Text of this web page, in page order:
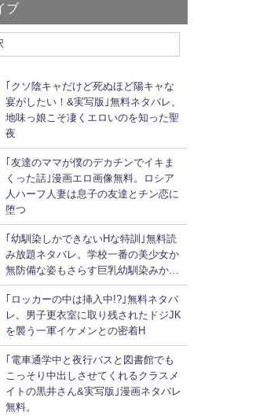
ブ
｢クソ陰キャだけど死ぬほど陽キャな
宴がしたい！&実写版｣無料ネタバレ。
地味っ娘こそ凄くエロいのを知った聖
夜
｢友達のママが僕のデカチンでイキま
くった話｣漫画エロ画像無料。ロシア
人ハーフ人妻は息子の友達とチン恋に
堕つ
｢幼馴染しかできないHな特訓｣無料読
み放題ネタバレ。学校一番の美少女か
無防備な姿もさらす巨乳幼馴染みか…
｢ロッカーの中は挿入中!?｣無料ネタバ
レ。男子更衣室に取り残されたドジJK
を襲う一軍イケメンとの密着H
｢電車通学中と夜行バスと図書館でも
こっそり中出しさせてくれるクラスメ
イトの黒井さん&実写版｣漫画ネタバレ
無料。